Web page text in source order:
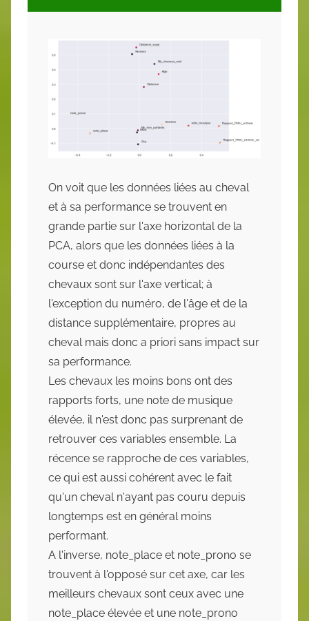
On voit que les données liées au cheval
et à sa performance se trouvent en
grande partie sur l'axe horizontal de la
PCA, alors que les données liées à la
course et donc indépendantes des
chevaux sont sur l'axe vertical; à
l'exception du numéro, de l'âge et de la
distance supplémentaire, propres au
cheval mais donc a priori sans impact sur
sa performance.
Les chevaux les moins bons ont des
rapports forts, une note de musique
élevée, il n'est donc pas surprenant de
retrouver ces variables ensemble. La
récence se rapproche de ces variables,
ce qui est aussi cohérent avec le fait
qu'un cheval n'ayant pas couru depuis
longtemps est en général moins
performant.
A l'inverse, note_place et note_prono se
trouvent à l'opposé sur cet axe, car les
meilleurs chevaux sont ceux avec une
note_place élevée et une note_prono